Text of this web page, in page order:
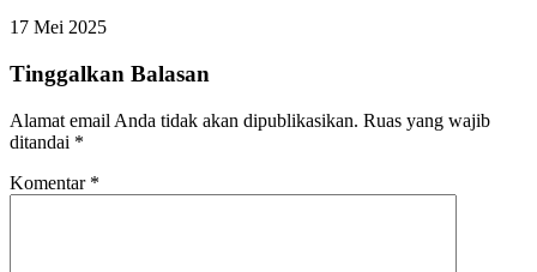
17 Mei 2025
Tinggalkan Balasan
Alamat email Anda tidak akan dipublikasikan. Ruas yang wajib
ditandai *
Komentar *